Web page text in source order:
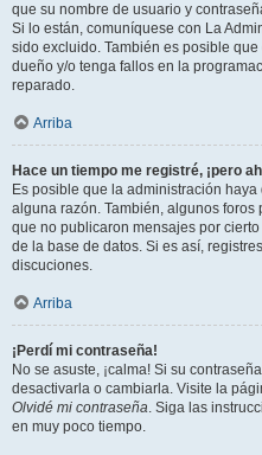
que su nombre de usuario y
Si lo están, comuníquese con La
sido excluido. También es posible
dueño y/o tenga fallos en la
reparado.
Arriba
Hace un tiempo me registré, ¡pero
Es posible que la administración
alguna razón. También, algunos
que no publicaron mensajes por
de la base de datos. Si es así,
discuciones.
Arriba
¡Perdí mi contraseña!
No se asuste, ¡calma! Si su
desactivarla o cambiarla. Visite la
Olvidé mi contraseña. Siga las
en muy poco tiempo.